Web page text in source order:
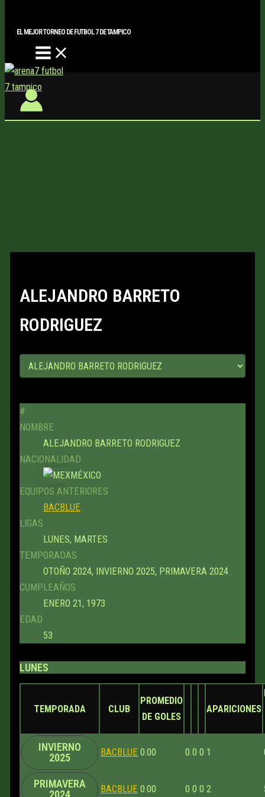
EL MEJOR TORNEO DE FUTBOL 7 DE TAMPICO
ALEJANDRO BARRETO
RODRIGUEZ
#
NOMBRE
ALEJANDRO BARRETO RODRIGUEZ
NACIONALIDAD
MÉXICO
EQUIPOS ANTERIORES
BACBLUE
LIGAS
LUNES, MARTES
TEMPORADAS
OTOÑO 2024, INVIERNO 2025, PRIMAVERA 2024
CUMPLEAÑOS
ENERO 21, 1973
EDAD
53
LUNES
TEMPORADA CLUB
PROMEDIO
DE GOLES
APARICIONES
INVIERNO
2025
BACBLUE 0.00 0 0 0 1
PRIMAVERA
2024
BACBLUE 0.00 0 0 0 2